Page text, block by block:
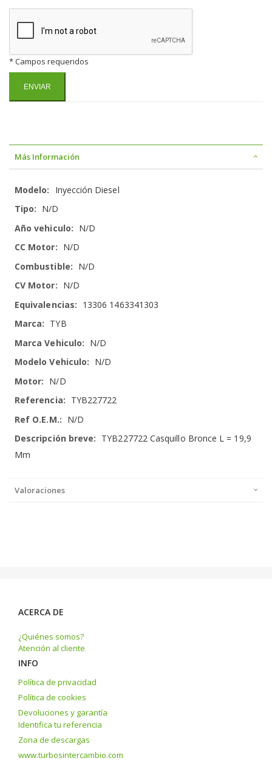
* Campos requeridos
Más Información
Más
Información
Inyección Diesel
N/D
N/D
N/D
N/D
N/D
13306 1463341303
TYB
N/D
N/D
N/D
TYB227722
N/D
TYB227722 Casquillo Bronce L = 19,9
Mm
Valoraciones
ACERCA DE
¿Quiénes somos?
Atención al cliente
INFO
Política de privacidad
Política de cookies
Devoluciones y garantía
Identifica tu referencia
Zona de descargas
www.turbosintercambio.com